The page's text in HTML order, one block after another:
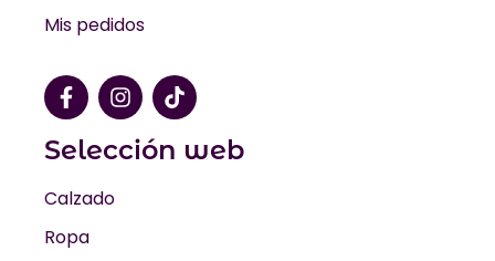
Mis pedidos
Selección web
Calzado
Ropa